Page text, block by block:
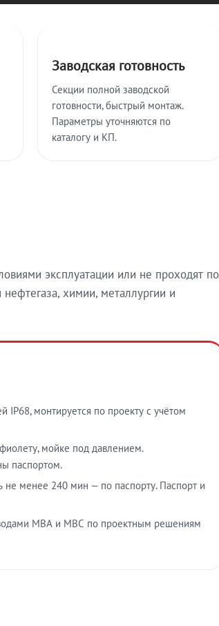
Заводская готовность
Секции полной заводской
готовности, быстрый монтаж.
Параметры уточняются по
каталогу и КП.
эксплуатации или не проходят по
химии, металлургии и
IP68, монтируется по проекту с учётом
мойке под давлением.
паспортом.
не менее 240 мин — по паспорту. Паспорт и
МВА и МВС по проектным решениям